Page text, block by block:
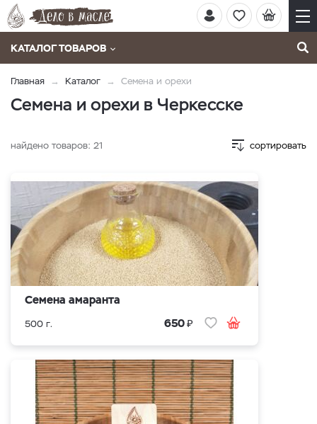
КАТАЛОГ ТОВАРОВ
Главная Каталог Семена и орехи
Семена и орехи в Черкесске
найдено товаров: 21 сортировать
Семена амаранта
500 г. 650₽